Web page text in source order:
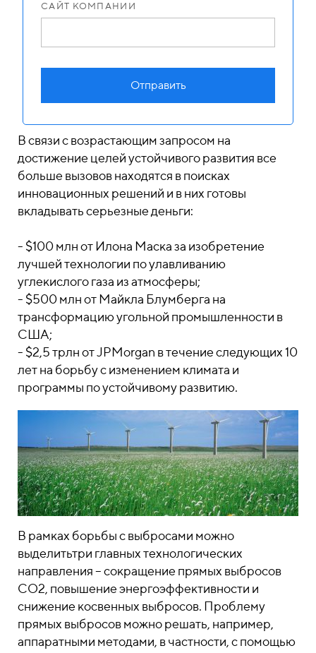
САЙТ КОМПАНИИ
Отправить
В связи с возрастающим запросом на
достижение целей устойчивого развития все
больше вызовов находятся в поисках
инновационных решений и в них готовы
вкладывать серьезные деньги:
- $100 млн от Илона Маска за изобретение
лучшей технологии по улавливанию
углекислого газа из атмосферы;
- $500 млн от Майкла Блумберга на
трансформацию угольной промышленности в
США;
- $2,5 трлн от JPMorgan в течение следующих 10
лет на борьбу с изменением климата и
программы по устойчивому развитию.
В рамках борьбы с выбросами можно
выделитьтри главных технологических
направления – сокращение прямых выбросов
CO2, повышение энергоэффективности и
снижение косвенных выбросов. Проблему
прямых выбросов можно решать, например,
аппаратными методами, в частности, с помощью